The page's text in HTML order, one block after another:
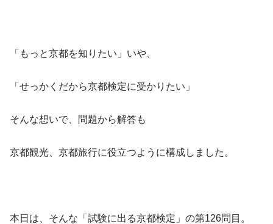
「もっと京都を知りたい」いや、
「せっかくだから京都検定に受かりたい」
そんな想いで、問題から解答も
京都観光、京都旅行に役立つように構成しました。
本日は、そんな「試験に出る京都検定」の第126問目。